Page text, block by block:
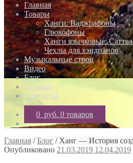
Главная
Товары
Ханги: Ваджрафоны
Глюкофоны
Ханги язычковые:
Чехлы для хэндпанов
Музыкальные строи
Видео
Блог
Отзывы
Контакты
0 руб. 0 товаров
Главная /Блог / Ханг — История
Опубликовано 21.03.2019 12.04.2019